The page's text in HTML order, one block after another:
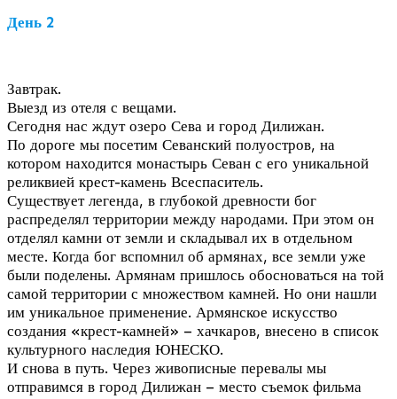
День 2
Завтрак.
Выезд из отеля с вещами.
Сегодня нас ждут озеро Сева и город Дилижан.
По дороге мы посетим Севанский полуостров, на
котором находится монастырь Севан с его уникальной
реликвией крест-камень Всеспаситель.
Существует легенда, в глубокой древности бог
распределял территории между народами. При этом он
отделял камни от земли и складывал их в отдельном
месте. Когда бог вспомнил об армянах, все земли уже
были поделены. Армянам пришлось обосноваться на той
самой территории с множеством камней. Но они нашли
им уникальное применение. Армянское искусство
создания «крест-камней» – хачкаров, внесено в список
культурного наследия ЮНЕСКО.
И снова в путь. Через живописные перевалы мы
отправимся в город Дилижан – место съемок фильма